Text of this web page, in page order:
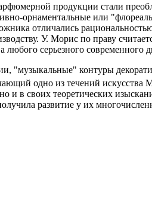
продукции стали
орнаментальные или
отличались
У. Морис по праву
любого серьезного современного
"музыкальные" контуры
одно из течений
но и в своих теоретических
развитие у их